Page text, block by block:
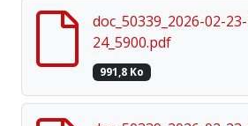
doc_50339_2026-02-
24_5900.pdf
991,8 Ko